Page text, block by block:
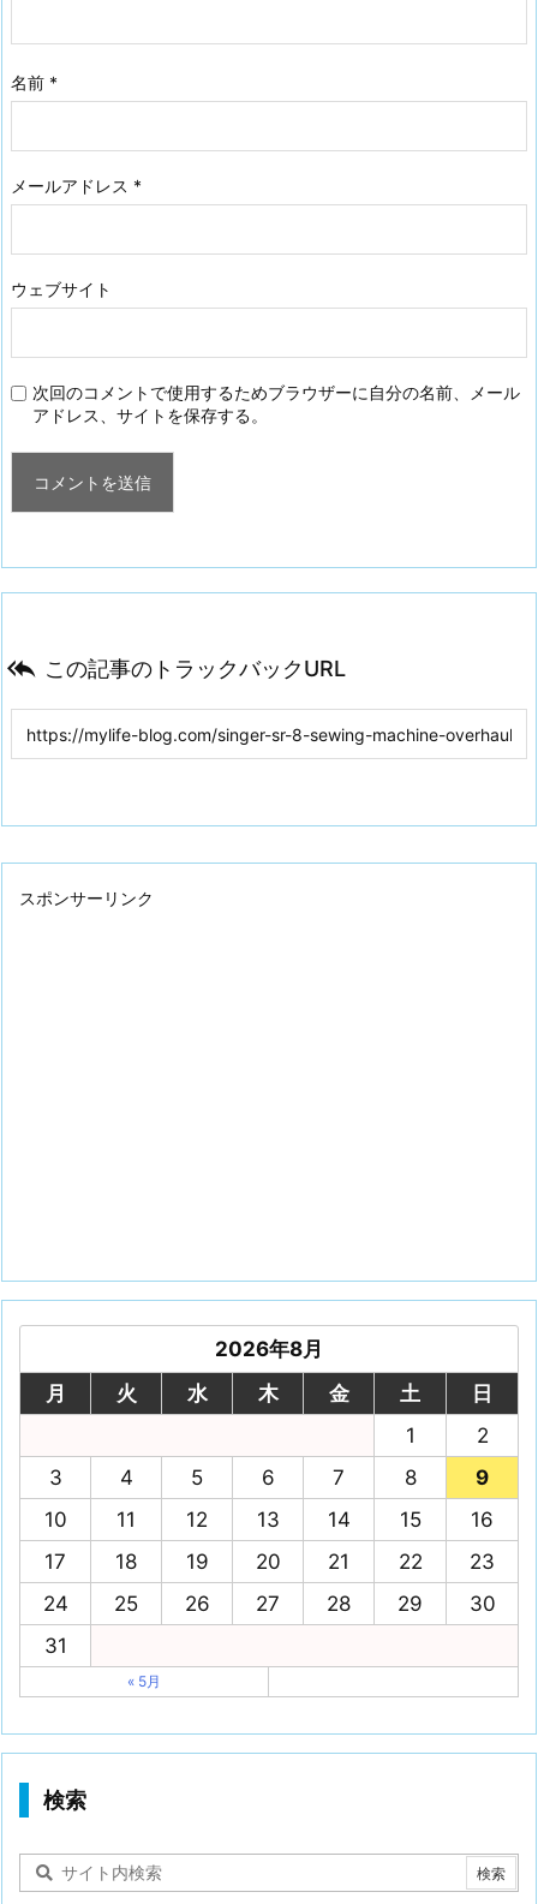
名前 *
メールアドレス *
ウェブサイト
次回のコメントで使用するためブラウザーに自分の名前、メール
アドレス、サイトを保存する。
 この記事のトラックバックURL
スポンサーリンク
2026年8月
月
火 水 木 金 土
日
1
2
3
4 5 6 7 8
9
10
11 12 13 14 15
16
17
18 19 20 21 22
23
24
25 26 27 28 29
30
31
« 5月
検索